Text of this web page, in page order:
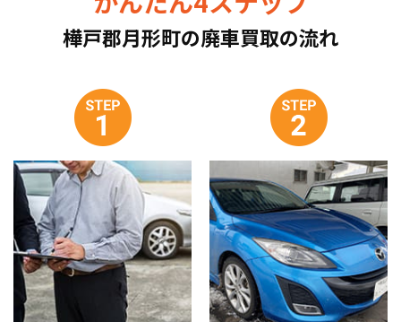
樺戸郡月形町の廃車買取の流れ